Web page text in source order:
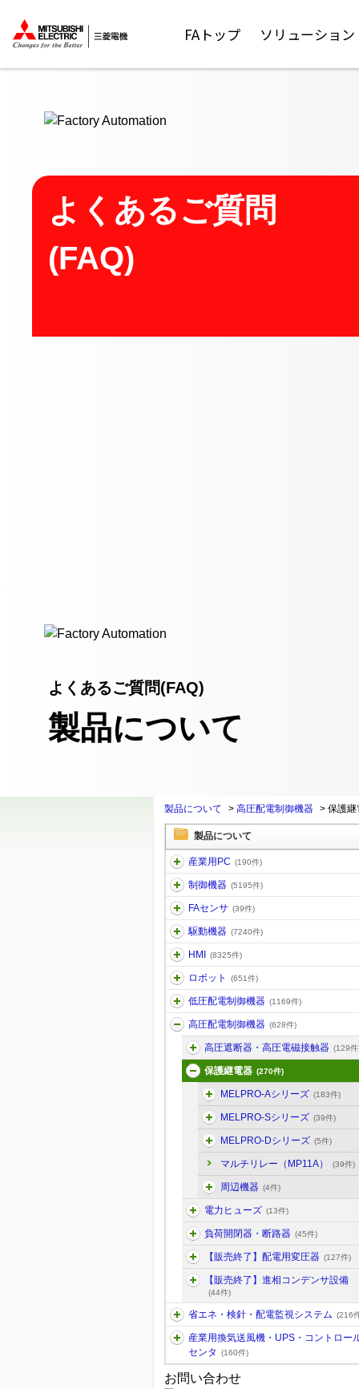
FAトップ ソリューション
よくあるご質問
(FAQ)
よくあるご質問(FAQ)
製品について
製品について > 高圧配電制御機器 > 保護継
製品について
産業用PC (190件)
制御機器 (5195件)
FAセンサ (39件)
駆動機器 (7240件)
HMI (8325件)
ロボット (651件)
低圧配電制御機器 (1169件)
高圧配電制御機器 (628件)
高圧遮断器・高圧電磁接触器 (129件
保護継電器 (270件)
MELPRO-Aシリーズ (183件)
MELPRO-Sシリーズ (39件)
MELPRO-Dシリーズ (5件)
マルチリレー（MP11A） (39件)
周辺機器 (4件)
電力ヒューズ (13件)
負荷開閉器・断路器 (45件)
【販売終了】配電用変圧器 (127件)
【販売終了】進相コンデンサ設備
(44件)
省エネ・検針・配電監視システム (216
産業用換気送風機・UPS・コントロー
センタ
(160件)
お問い合わせ